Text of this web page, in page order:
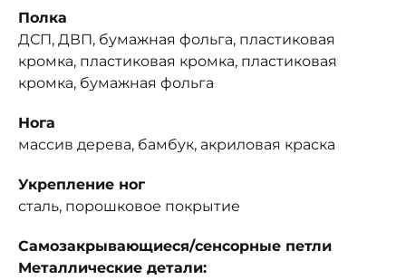
Полка
ДСП, ДВП, бумажная фольга, пластиковая
кромка, пластиковая кромка, пластиковая
кромка, бумажная фольга
Нога
массив дерева, бамбук, акриловая краска
Укрепление ног
сталь, порошковое покрытие
Самозакрывающиеся/сенсорные петли
Металлические детали: